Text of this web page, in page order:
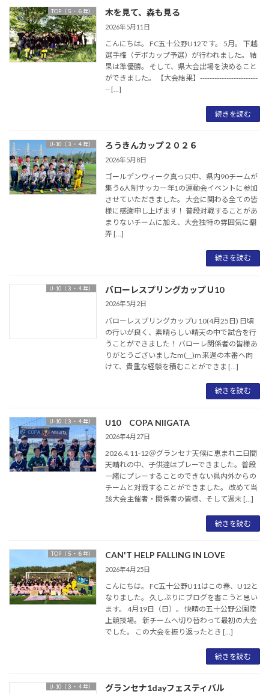
TOP（５・６年） 木を見て、森も見る
2026年5月11日
こんにちは。 FC五十公野U12です。 5月。 下越
選手権（デポカップ予選）が行われました。 結
果は準優勝。 そして、県大会出場を決めること
ができました。 【大会結果】------------------------
-- […]
続きを読む
U-10（３・４年） ろうきんカップ２０２６
2026年5月8日
ゴールデンウィーク真っ只中、県内90チームが
集う6人制サッカー年1の運動会イベントに参加
させていただきました。 大会に関わる全ての皆
様に感謝申し上げます！ 普段対戦することがあ
まりないチームに加え、大会独特の雰囲気に翻
弄 […]
続きを読む
U-10（３・４年） バローレスプリングカップＵ10
2026年5月2日
バローレスプリングカップU 10(4月25日) 日頃
の行いが良く、素晴らしい晴天の中で試合を行
うことができました！ バローレ関係者の皆様あ
りがとうございましたm(__)m 来週の本番へ向
けて、貴重な経験を積むことができま […]
続きを読む
U-10（３・４年） U10 COPA NIIGATA
2026年4月27日
2026.4.11-12＠グランセナ天候に恵まれ二日間
天晴れの中、子供達はプレーできました。普段
一緒にプレーすることのできない県内外からの
チームと対戦することができました。 改めて当
該大会主催者・関係者の皆様、そして週末 […]
続きを読む
TOP（５・６年） CAN'T HELP FALLING IN LOVE
2026年4月25日
こんにちは。 FC五十公野U11はこの春、U12と
なりました。 久しぶりにブログを書こうと思い
ます。 4月19日（日）。 快晴の五十公野公園陸
上競技場。 新チームへ切り替わって最初の大会
でした。 この大会を振り返ったとき […]
続きを読む
U-10（３・４年） グランセナ1dayフェスティバル